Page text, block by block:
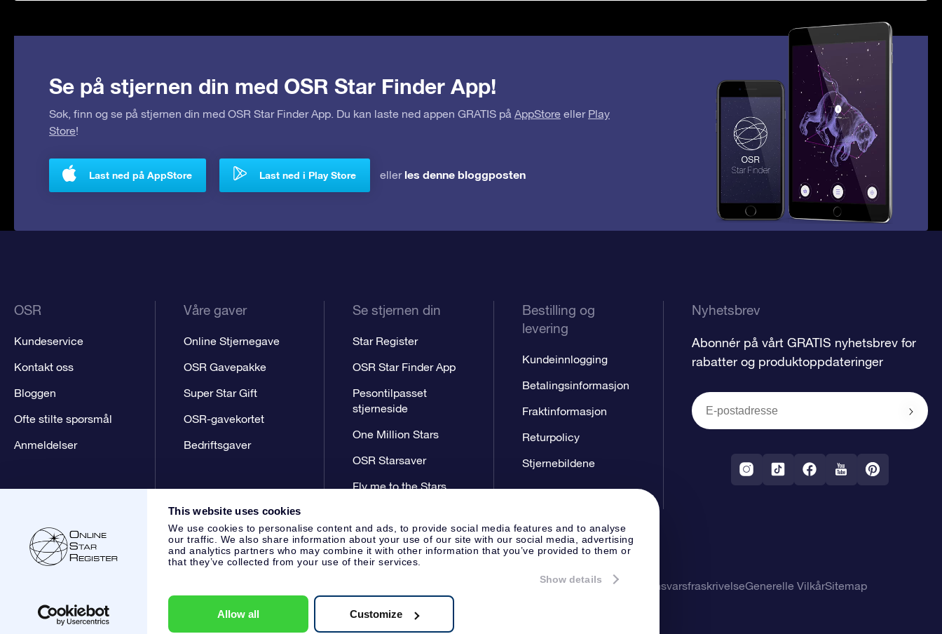
This website uses cookies
We use cookies to personalise content and ads, to provide social media features and to analyse
our traffic. We also share information about your use of our site with our social media, advertising
and analytics partners who may combine it with other information that you’ve provided to them or
that they’ve collected from your use of their services.
Show details
Allow all Customize
Se på stjernen din med OSR Star Finder App!
Søk, finn og se på stjernen din med OSR Star Finder App. Du kan laste ned appen GRATIS på AppStore eller Play
Store!
Last ned på AppStore Last ned i Play Store eller les denne bloggposten
OSR
Kundeservice
Kontakt oss
Bloggen
Ofte stilte spørsmål
Anmeldelser
Våre gaver
Online Stjernegave
OSR Gavepakke
Super Star Gift
OSR-gavekortet
Bedriftsgaver
Se stjernen din
Star Register
OSR Star Finder App
Pesontilpasset
stjerneside
One Million Stars
OSR Starsaver
Fly me to the Stars
Bestilling og
levering
Kundeinnlogging
Betalingsinformasjon
Fraktinformasjon
Returpolicy
Stjernebildene
Nyhetsbrev
Abonnér på vårt GRATIS nyhetsbrev for
rabatter og produktoppdateringer
Kundeservice:help@osr.org KVK: 60333553, VAT: NL 8538.62.722B01
Personvernerklæring og ansvarsfraskrivelseGenerelle VilkårSitemap